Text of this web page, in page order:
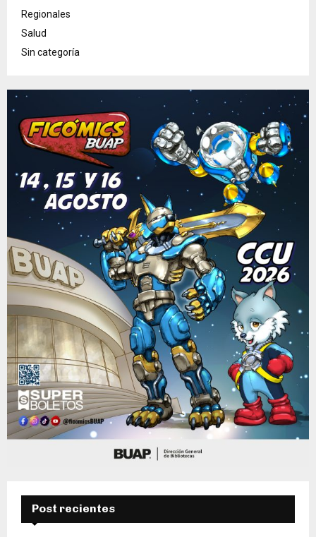
Regionales
Salud
Sin categoría
Post recientes